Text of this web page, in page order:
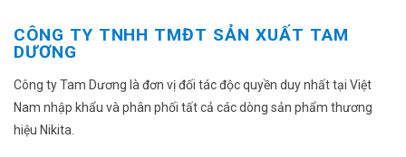
CÔNG TY TNHH TMĐT SẢN XUẤT TAM
DƯƠNG
Công ty Tam Dương là đơn vị đối tác độc quyền duy nhất tại Việt
Nam nhập khẩu và phân phối tất cả các dòng sản phẩm thương
hiệu Nikita.